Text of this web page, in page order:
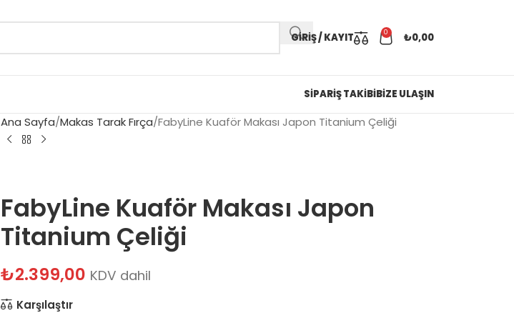
GIRIŞ / KAYIT 0 ₺0,00
SİPARİŞ TAKİBİBİZE ULAŞIN
Ana Sayfa Makas Tarak Fırça FabyLine Kuaför Makası Japon Titanium Çeliği
FabyLine Kuaför Makası Japon
Titanium Çeliği
₺2.399,00 KDV dahil
Karşılaştır